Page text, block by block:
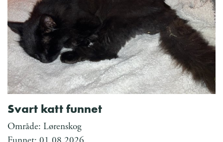
Svart katt funnet
Område: Lørenskog